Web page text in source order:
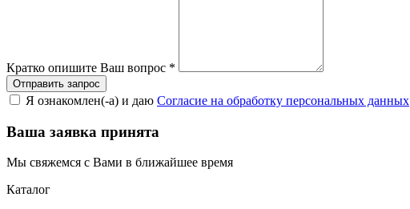
Кратко опишите Ваш вопрос *
Я ознакомлен(-а) и даю Согласие на обработку персональных данных
Ваша заявка принята
Мы свяжемся с Вами в ближайшее время
Каталог